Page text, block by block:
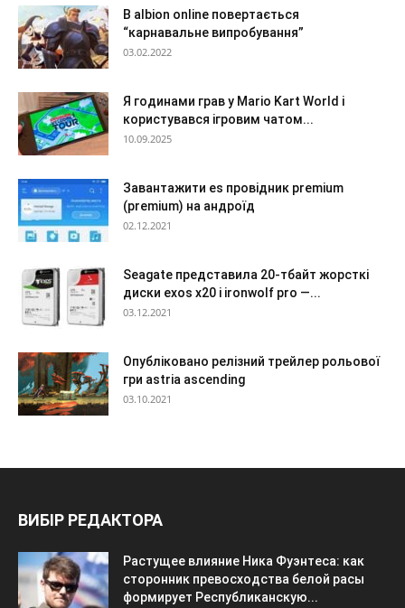
В albion online повертається
“карнавальне випробування”
03.02.2022
Я годинами грав у Mario Kart World і
користувався ігровим чатом...
10.09.2025
Завантажити es провідник premium
(premium) на андроїд
02.12.2021
Seagate представила 20-тбайт жорсткі
диски exos x20 і ironwolf pro —...
03.12.2021
Опубліковано релізний трейлер рольової
гри astria ascending
03.10.2021
ВИБІР РЕДАКТОРА
Растущее влияние Ника Фуэнтеса: как
сторонник превосходства белой расы
формирует Республиканскую...